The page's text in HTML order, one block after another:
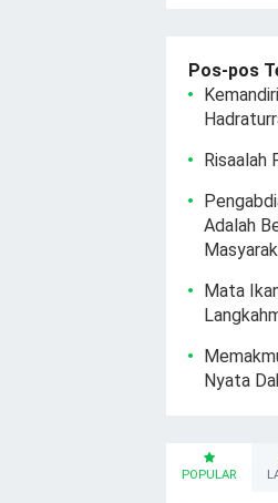
Pos-pos
Risaalah
Adalah
Mata
Nyata
POPULAR